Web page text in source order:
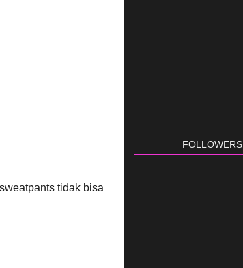
tidak bisa
FOLLOWERS